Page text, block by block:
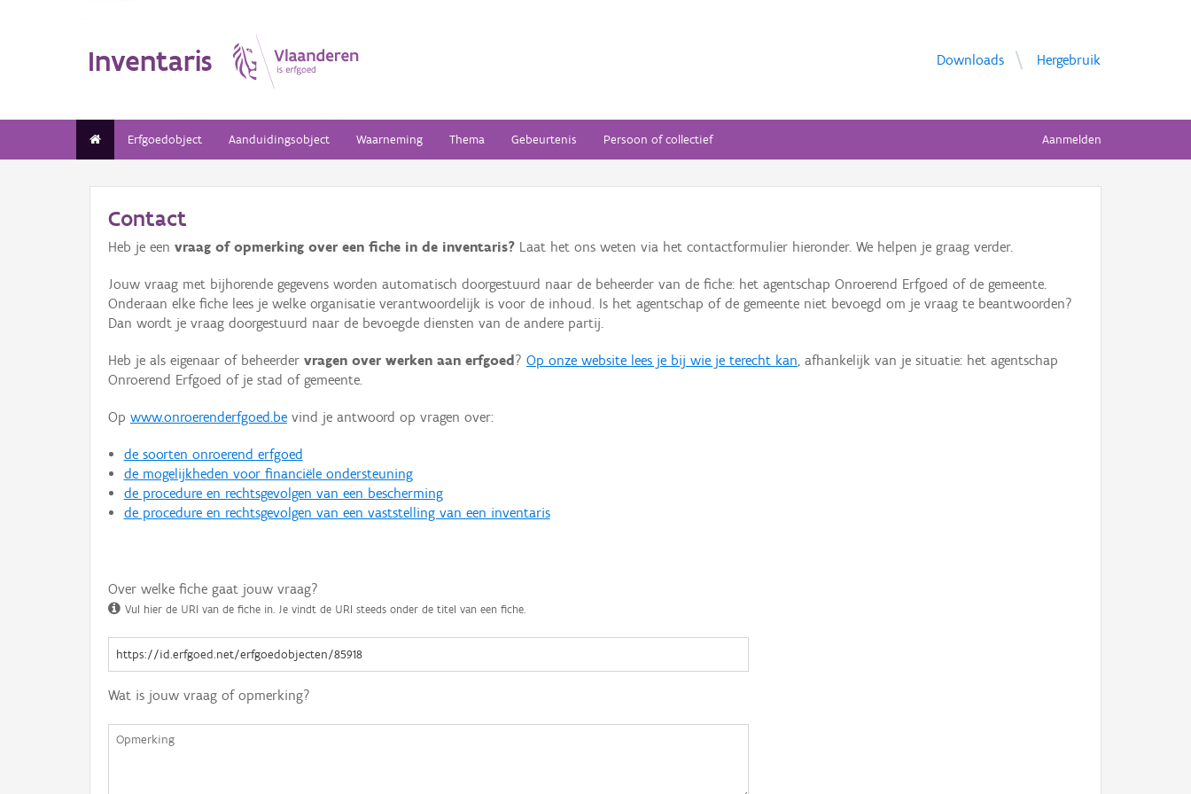
Inventaris Downloads Hergebruik
Erfgoedobject Aanduidingsobject Waarneming Thema Gebeurtenis Persoon of collectief Aanmelden
Contact
Heb je een vraag of opmerking over een fiche in de inventaris? Laat het ons weten via het contactformulier hieronder. We helpen je graag verder.
Jouw vraag met bijhorende gegevens worden automatisch doorgestuurd naar de beheerder van de fiche: het agentschap Onroerend Erfgoed of de gemeente.
Onderaan elke fiche lees je welke organisatie verantwoordelijk is voor de inhoud. Is het agentschap of de gemeente niet bevoegd om je vraag te beantwoorden?
Dan wordt je vraag doorgestuurd naar de bevoegde diensten van de andere partij.
Heb je als eigenaar of beheerder vragen over werken aan erfgoed ? Op onze website lees je bij wie je terecht kan, afhankelijk van je situatie: het agentschap
Onroerend Erfgoed of je stad of gemeente.
Op www.onroerenderfgoed.be vind je antwoord op vragen over:
de soorten onroerend erfgoed
de mogelijkheden voor financiële ondersteuning
de procedure en rechtsgevolgen van een bescherming
de procedure en rechtsgevolgen van een vaststelling van een inventaris
Over welke fiche gaat jouw vraag?
Vul hier de URI van de fiche in. Je vindt de URI steeds onder de titel van een fiche.
Wat is jouw vraag of opmerking?